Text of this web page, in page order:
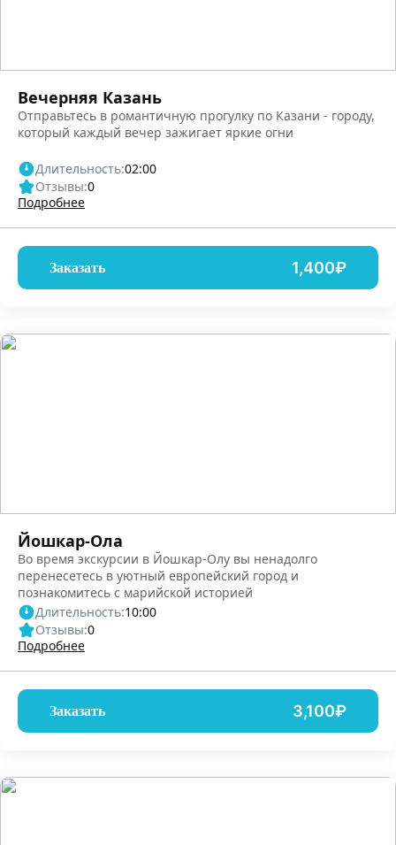
Вечерняя Казань
Отправьтесь в романтичную прогулку по Казани - городу,
который каждый вечер зажигает яркие огни
Длительность:02:00
Отзывы:0
Подробнее
Заказать 1,400₽
Йошкар-Ола
Во время экскурсии в Йошкар-Олу вы ненадолго
перенесетесь в уютный европейский город и
познакомитесь с марийской историей
Длительность:10:00
Отзывы:0
Подробнее
Заказать 3,100₽